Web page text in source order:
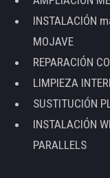
INSTALACIÓN
MOJAVE
REPARACIÓN
LIMPIEZA
SUSTITUCIÓN
INSTALACIÓN
PARALLELS